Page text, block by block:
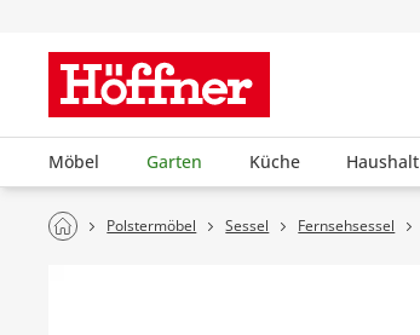
Möbel Garten Küche Haushalt
Polstermöbel Sessel Fernsehsessel